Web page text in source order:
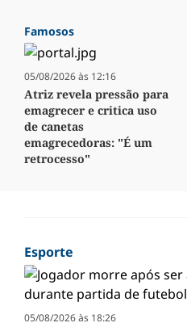
Famosos
05/08/2026 às 12:16
Atriz revela pressão para
emagrecer e critica uso
de canetas
emagrecedoras: "É um
retrocesso"
Esporte
05/08/2026 às 18:26